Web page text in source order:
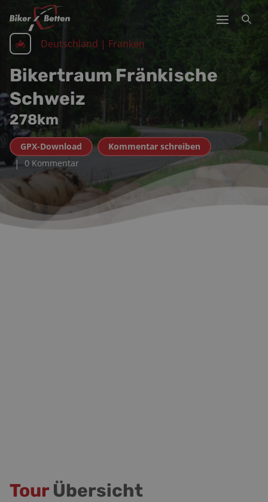
Deutschland | Franken
Bikertraum Fränkische
Schweiz
278km
GPX-Download Kommentar schreiben
| 0 Kommentar
Tour Übersicht